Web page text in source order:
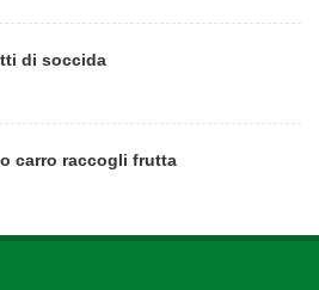
di soccida
carro raccogli frutta